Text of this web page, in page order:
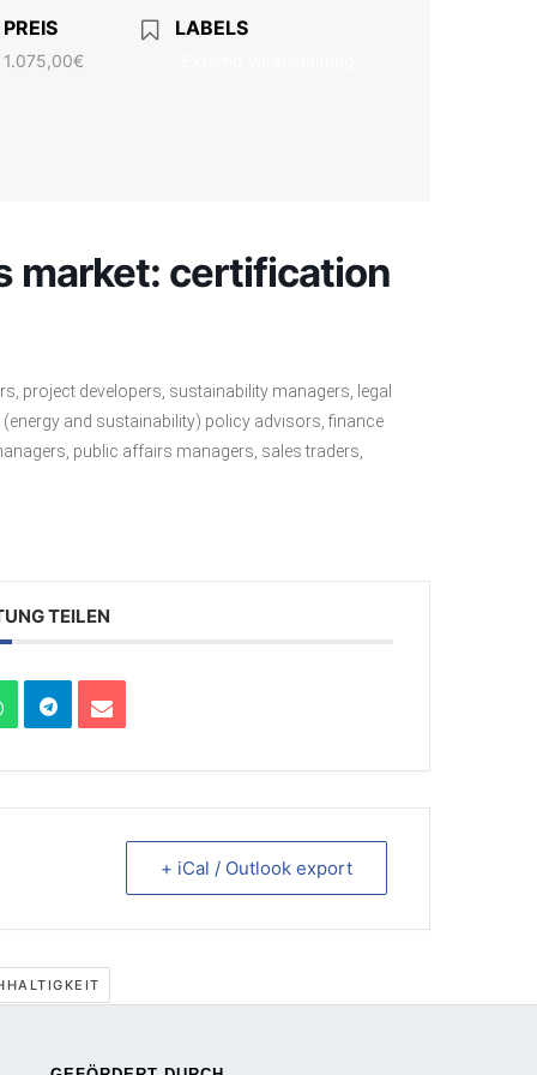
PREIS
1.075,00€
LABELS
market: certification
project developers, sustainability managers, legal
and sustainability) policy advisors, finance
public affairs managers, sales traders,
TEILEN
+ iCal / Outlook export